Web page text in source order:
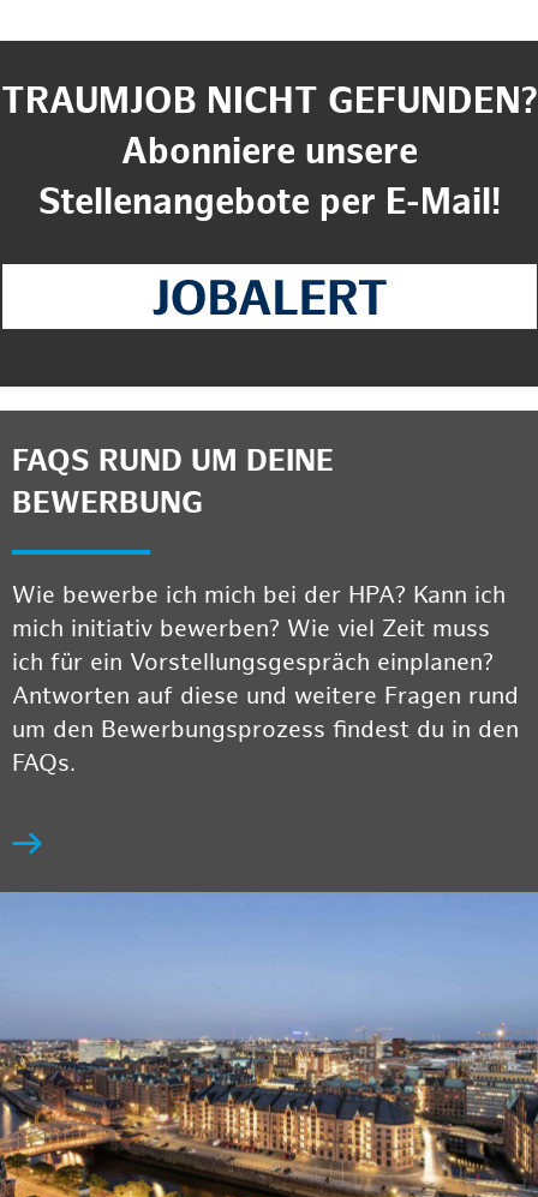
TRAUMJOB NICHT GEFUNDEN?
Abonniere unsere
Stellenangebote per E-Mail!
FAQS RUND UM DEINE
BEWERBUNG
Wie bewerbe ich mich bei der HPA? Kann ich
mich initiativ bewerben? Wie viel Zeit muss
ich für ein Vorstellungsgespräch einplanen?
Antworten auf diese und weitere Fragen rund
um den Bewerbungsprozess findest du in den
FAQs.